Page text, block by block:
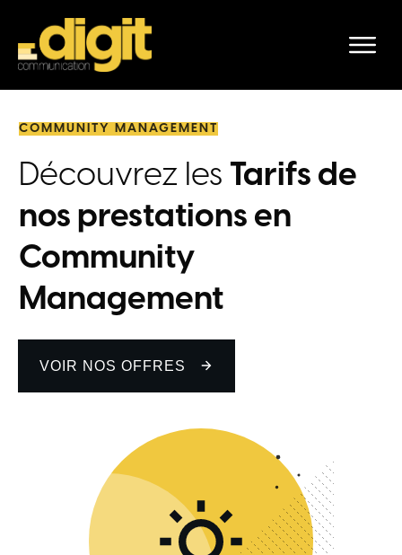
COMMUNITY MANAGEMENT
Découvrez les Tarifs de
nos prestations en
Community
Management
VOIR NOS OFFRES